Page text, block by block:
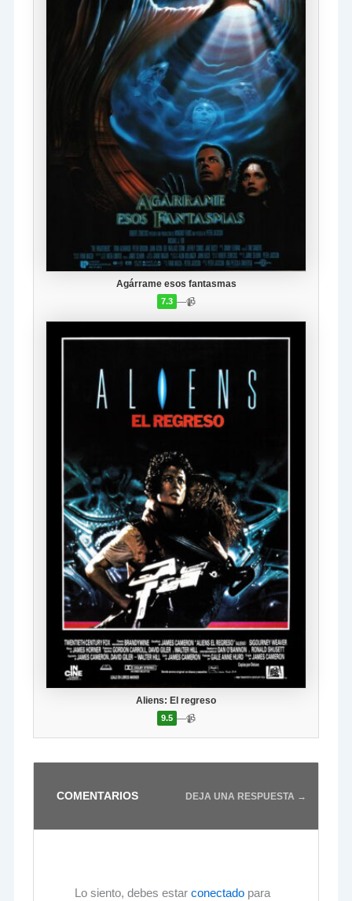
Agárrame esos fantasmas
7.3 —📹
Aliens: El regreso
9.5 —📹
COMENTARIOS DEJA UNA RESPUESTA →
Lo siento, debes estar conectadopara